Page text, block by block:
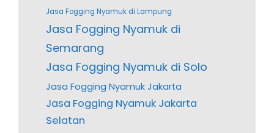
Jasa Fogging Nyamuk di Lampung
Jasa Fogging Nyamuk di
Semarang
Jasa Fogging Nyamuk di Solo
Jasa Fogging Nyamuk Jakarta
Jasa Fogging Nyamuk Jakarta
Selatan